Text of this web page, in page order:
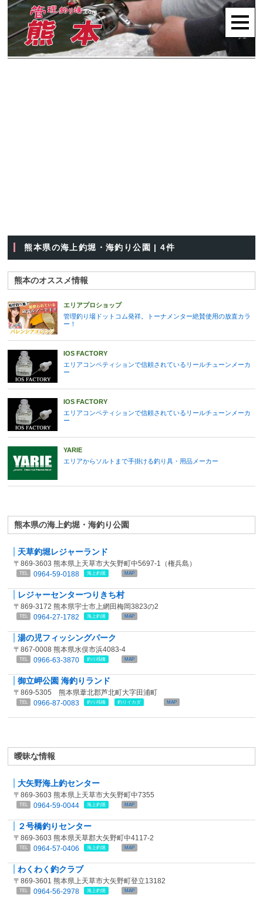
熊本県の海上釣堀・海釣り公園 | 4件
熊本のオススメ情報
エリアプロショップ
管理釣り場ドットコム発祥。トーナメンター絶賛使用の放直カラ
ー！
IOS FACTORY
エリアコンペティションで信頼されているリールチューンメーカ
ー
IOS FACTORY
エリアコンペティションで信頼されているリールチューンメーカ
ー
YARIE
エリアからソルトまで手掛ける釣り具・用品メーカー
熊本県の海上釣堀・海釣り公園
天草釣堀レジャーランド
〒869-3603 熊本県上天草市大矢野町中5697-1（権兵島）
TEL 0964-59-0188 海上釣堀 MAP
レジャーセンターつりきち村
〒869-3172 熊本県宇士市上網田梅岡3823の2
TEL 0964-27-1782 海上釣堀 MAP
湯の児フィッシングパーク
〒867-0008 熊本県水俣市浜4083-4
TEL 0966-63-3870 釣り桟橋 MAP
御立岬公園 海釣りランド
〒869-5305 熊本県葦北郡芦北町大字田浦町
TEL 0966-87-0083 釣り桟橋 釣りイカダ MAP
曖昧な情報
大矢野海上釣センター
〒869-3603 熊本県上天草市大矢野町中7355
TEL 0964-59-0044 海上釣堀 MAP
２号橋釣りセンター
〒869-3603 熊本県天草郡大矢野町中4117-2
TEL 0964-57-0406 海上釣堀 MAP
わくわく釣クラブ
〒869-3601 熊本県上天草市大矢野町登立13182
TEL 0964-56-2978 海上釣堀 MAP